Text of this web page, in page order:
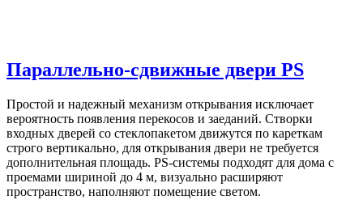
Параллельно-сдвижные двери PS
Простой и надежный механизм открывания исключает
вероятность появления перекосов и заеданий. Створки
входных дверей со стеклопакетом движутся по кареткам
строго вертикально, для открывания двери не требуется
дополнительная площадь. PS-системы подходят для дома с
проемами шириной до 4 м, визуально расширяют
пространство, наполняют помещение светом.